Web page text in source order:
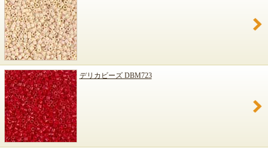
デリカビーズ DBM723